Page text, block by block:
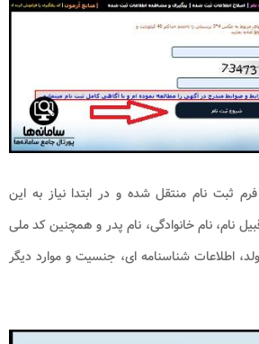
ثبت نام منتقل شده و در ابتدا نیاز به این
نام، نام خانوادگی، نام پدر و همچنین کد ملی
اطلاعات شناسنامه ای، جنسیت و موارد دیگر